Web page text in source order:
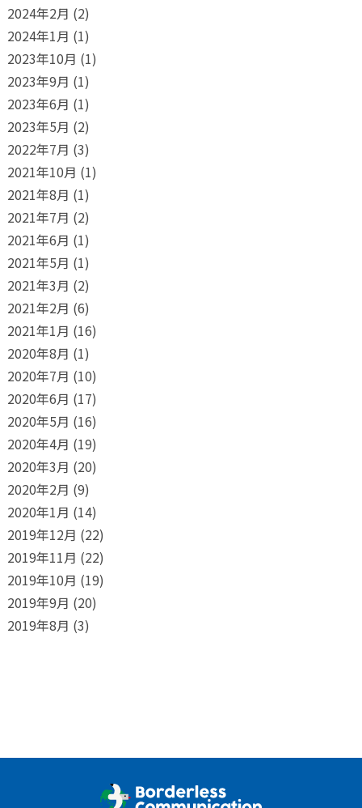
2024年2月 (2)
2024年1月 (1)
2023年10月 (1)
2023年9月 (1)
2023年6月 (1)
2023年5月 (2)
2022年7月 (3)
2021年10月 (1)
2021年8月 (1)
2021年7月 (2)
2021年6月 (1)
2021年5月 (1)
2021年3月 (2)
2021年2月 (6)
2021年1月 (16)
2020年8月 (1)
2020年7月 (10)
2020年6月 (17)
2020年5月 (16)
2020年4月 (19)
2020年3月 (20)
2020年2月 (9)
2020年1月 (14)
2019年12月 (22)
2019年11月 (22)
2019年10月 (19)
2019年9月 (20)
2019年8月 (3)